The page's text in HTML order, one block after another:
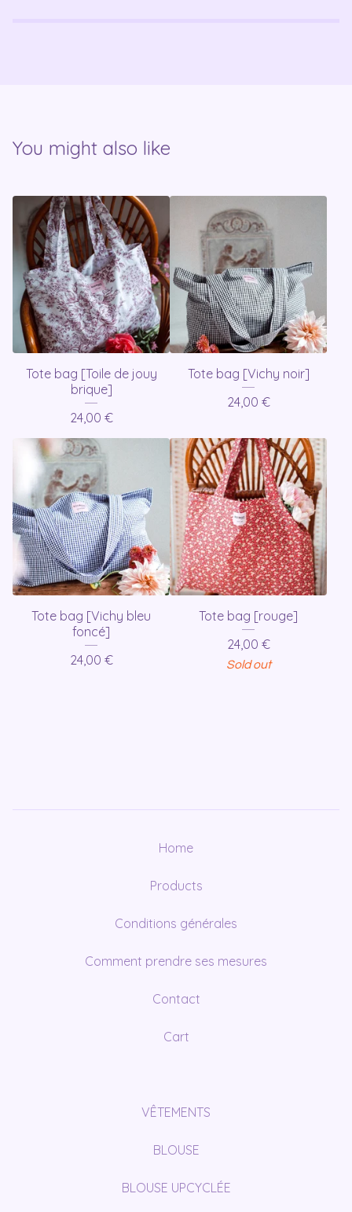
You might also like
Tote bag [Toile de jouy
brique]
24,00 €
Tote bag [Vichy noir]
24,00 €
Tote bag [Vichy bleu
foncé]
24,00 €
Tote bag [rouge]
24,00 €
Sold out
Home
Products
Conditions générales
Comment prendre ses mesures
Contact
Cart
VÊTEMENTS
BLOUSE
BLOUSE UPCYCLÉE